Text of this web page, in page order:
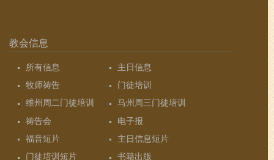
教会信息
所有信息
主日信息
牧师祷告
门徒培训
维州周二门徒培训
马州周三门徒培训
祷告会
电子报
福音短片
主日信息短片
门徒培训短片
书籍出版